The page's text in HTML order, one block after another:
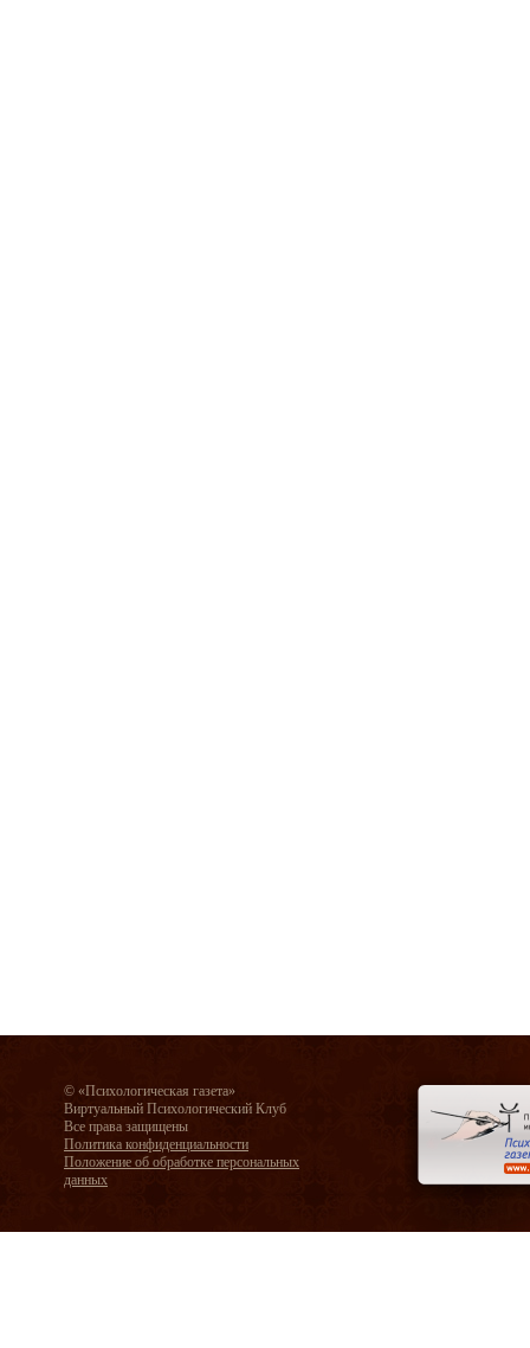
© «Психологическая газета»
Виртуальный Психологический Клуб
Все права защищены
Политика конфиденциальности
Положение об обработке персональных
данных